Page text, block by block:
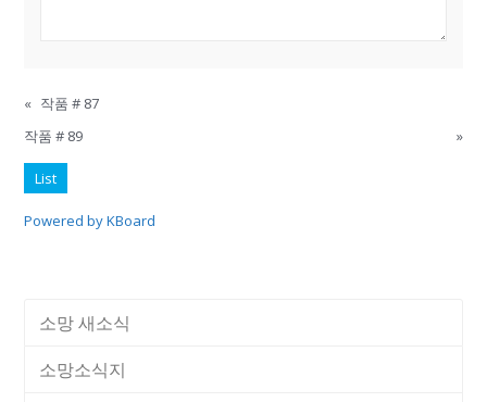
« 작품 # 87
작품 # 89
»
List
Powered by KBoard
소망 새소식
소망소식지